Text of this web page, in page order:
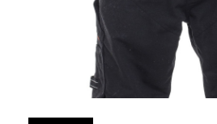
YOUR BRAND
NACHHALTIGE ARTIKEL